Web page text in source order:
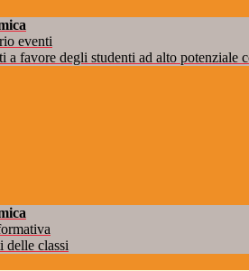
eventi
a favore degli studenti ad alto potenziale
delle classi